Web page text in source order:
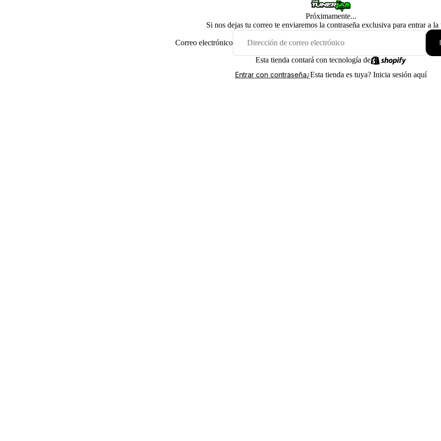
Próximamente...
Si nos dejas tu correo te enviaremos la contraseña exclusiva para entrar a la
Correo electrónico
Esta tienda contará con tecnología de
Entrar con contraseña¿Esta tienda es tuya? Inicia sesión aquí